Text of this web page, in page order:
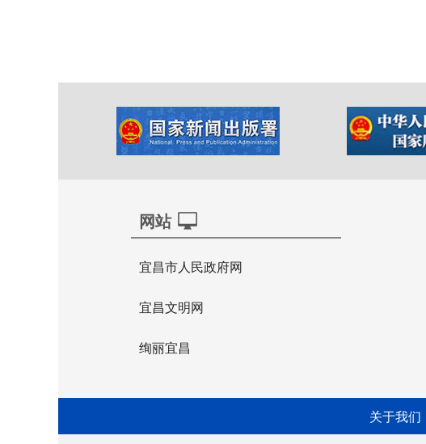
网站
宜昌市人民政府网
宜昌文明网
绚丽宜昌
关于我们